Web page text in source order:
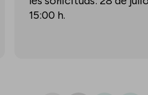
15:00 h.